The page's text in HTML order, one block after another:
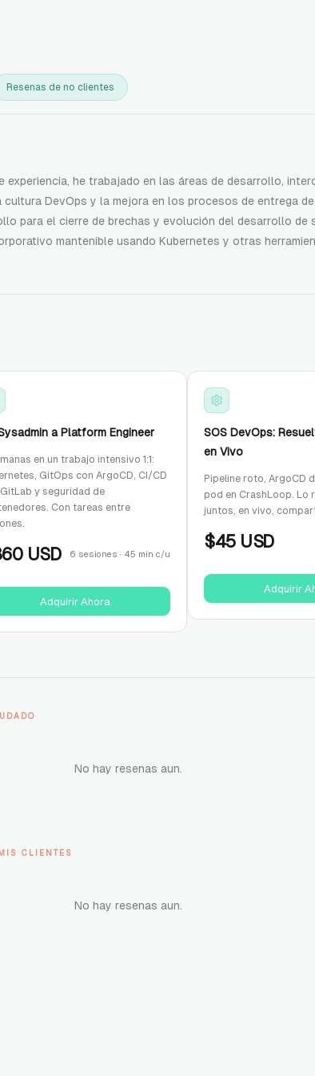
Resenas de no clientes
he trabajado en las áreas de desarrollo,
DevOps y la mejora en los procesos de entrega
para el cierre de brechas y evolución del desarrollo de
mantenible usando Kubernetes y otras
a Platform Engineer
en un trabajo intensivo 1:1:
GitOps con ArgoCD, CI/CD
y seguridad de
Con tareas entre
USD 6 sesiones · 45 min c/u
Adquirir Ahora
SOS DevOps:
en Vivo
Pipeline roto, ArgoCD
pod en CrashLoop. Lo
juntos, en vivo,
$45USD
Adquirir
No hay resenas aun.
CLIENTES
No hay resenas aun.